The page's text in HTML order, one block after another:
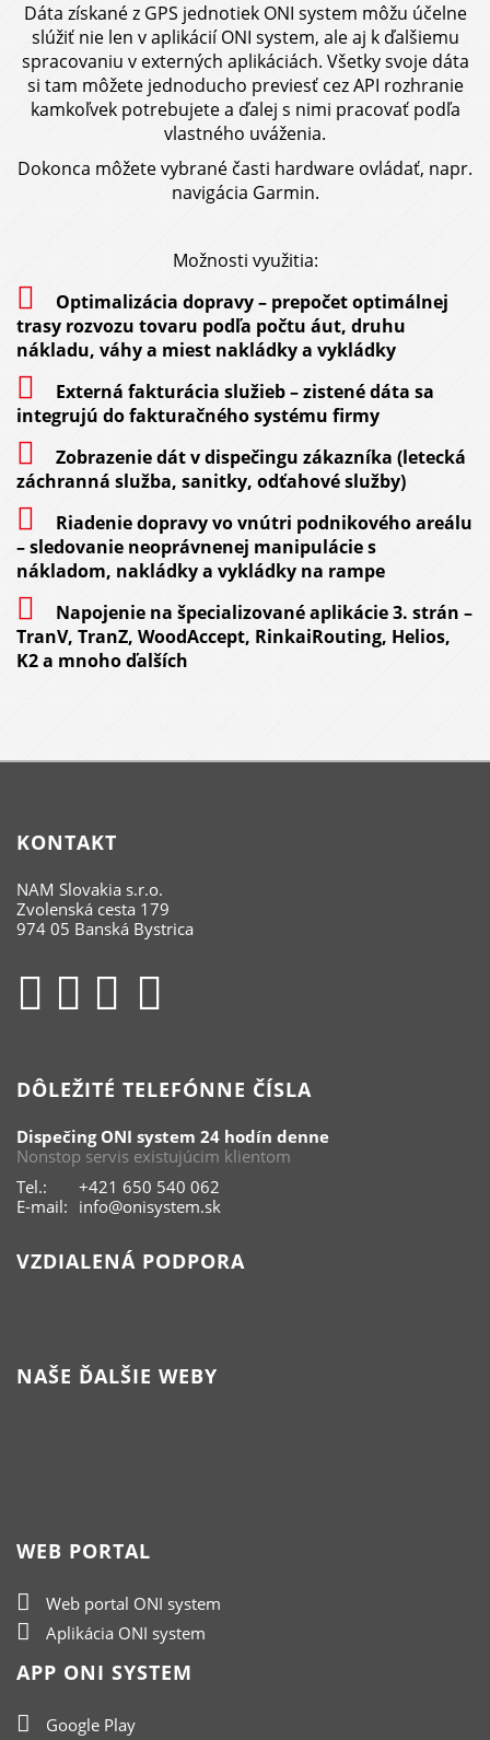
Dáta získané z GPS jednotiek ONI system môžu účelne
slúžiť nie len v aplikácií ONI system, ale aj k ďalšiemu
spracovaniu v externých aplikáciách. Všetky svoje dáta
si tam môžete jednoducho previesť cez API rozhranie
kamkoľvek potrebujete a ďalej s nimi pracovať podľa
vlastného uváženia.
Dokonca môžete vybrané časti hardware ovládať, napr.
navigácia Garmin.
Možnosti využitia:
Optimalizácia dopravy – prepočet optimálnej
trasy rozvozu tovaru podľa počtu áut, druhu
nákladu, váhy a miest nakládky a vykládky
Externá fakturácia služieb – zistené dáta sa
integrujú do fakturačného systému firmy
Zobrazenie dát v dispečingu zákazníka (letecká
záchranná služba, sanitky, odťahové služby)
Riadenie dopravy vo vnútri podnikového areálu
– sledovanie neoprávnenej manipulácie s
nákladom, nakládky a vykládky na rampe
Napojenie na špecializované aplikácie 3. strán –
TranV, TranZ, WoodAccept, RinkaiRouting, Helios,
K2 a mnoho ďalších
KONTAKT
NAM Slovakia s.r.o.
Zvolenská cesta 179
974 05 Banská Bystrica
DÔLEŽITÉ TELEFÓNNE ČÍSLA
Dispečing ONI system 24 hodín denne
Nonstop servis existujúcim klientom
Tel.:
+421 650 540 062
E-mail: info@onisystem.sk
VZDIALENÁ PODPORA
NAŠE ĎALŠIE WEBY
WEB PORTAL
Web portal ONI system
Aplikácia ONI system
APP ONI SYSTEM
Google Play